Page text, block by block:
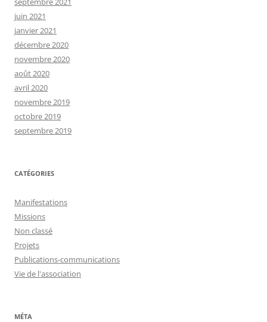
juin 2021
janvier 2021
décembre 2020
novembre 2020
août 2020
avril 2020
novembre 2019
octobre 2019
septembre 2019
CATÉGORIES
Manifestations
Missions
Non classé
Projets
Publications-communications
Vie de l'association
MÉTA